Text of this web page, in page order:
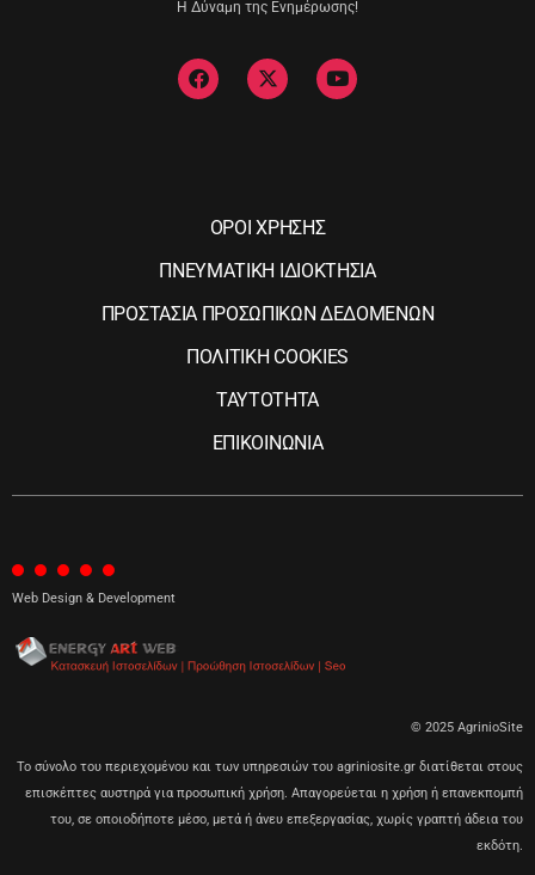
Η Δύναμη της Ενημέρωσης!
ΟΡΟΙ ΧΡΗΣΗΣ
ΠΝΕΥΜΑΤΙΚΗ ΙΔΙΟΚΤΗΣΙΑ
ΠΡΟΣΤΑΣΙΑ ΠΡΟΣΩΠΙΚΩΝ ΔΕΔΟΜΕΝΩΝ
ΠΟΛΙΤΙΚΗ COOKIES
ΤΑΥΤΟΤΗΤΑ
ΕΠΙΚΟΙΝΩΝΙΑ
Web Design & Development
© 2025 AgrinioSite
Το σύνολο του περιεχομένου και των υπηρεσιών του agriniosite.gr διατίθεται στους
επισκέπτες αυστηρά για προσωπική χρήση. Απαγορεύεται η χρήση ή επανεκπομπή
του, σε οποιοδήποτε μέσο, μετά ή άνευ επεξεργασίας, χωρίς γραπτή άδεια του
εκδότη.